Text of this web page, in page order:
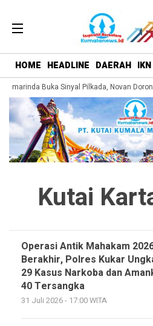
HOME HEADLINE DAERAH
Buka Sinyal Pilkada, Novan Dorong
Kutai
Operasi Antik Mahakam
Berakhir, Polres Kukar
29 Kasus Narkoba dan
40 Tersangka
31 Juli 2026 - 17:00 WITA